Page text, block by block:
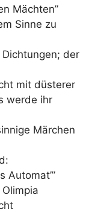
Mächten”
Sinne zu
Dichtungen; der
mit düsterer
werde ihr
Märchen
Automat’”